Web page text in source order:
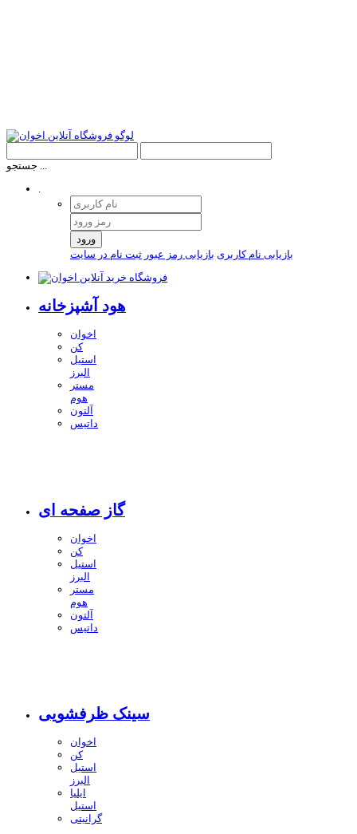
جستجو ...
.
ورود
بازیابی نام کاربری بازیابی رمز عبور ثبت نام در سایت
هود آشپزخانه
اخوان
کن
استیل
البرز
مستر
هوم
آلتون
داتیس
گاز صفحه ای
اخوان
کن
استیل
البرز
مستر
هوم
آلتون
داتیس
سینک ظرفشویی
اخوان
کن
استیل
البرز
ایلیا
استیل
گرانیتی